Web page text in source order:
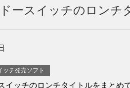
ースイッチのロンチ
ッチ発売ソフト
イッチのロンチタイトルをまとめ